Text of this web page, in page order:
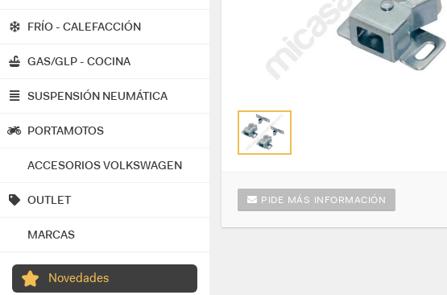
FRÍO - CALEFACCIÓN
GAS/GLP - COCINA
SUSPENSIÓN NEUMÁTICA
PORTAMOTOS
ACCESORIOS VOLKSWAGEN
OUTLET
MARCAS
Novedades
PIDE MÁS INFORMACIÓN